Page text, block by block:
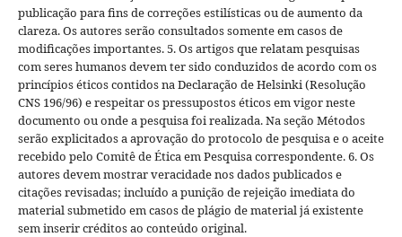
publicação para fins de correções estilísticas ou de aumento da
clareza. Os autores serão consultados somente em casos de
modificações importantes. 5. Os artigos que relatam pesquisas
com seres humanos devem ter sido conduzidos de acordo com os
princípios éticos contidos na Declaração de Helsinki (Resolução
CNS 196/96) e respeitar os pressupostos éticos em vigor neste
documento ou onde a pesquisa foi realizada. Na seção Métodos
serão explicitados a aprovação do protocolo de pesquisa e o aceite
recebido pelo Comitê de Ética em Pesquisa correspondente. 6. Os
autores devem mostrar veracidade nos dados publicados e
citações revisadas; incluído a punição de rejeição imediata do
material submetido em casos de plágio de material já existente
sem inserir créditos ao conteúdo original.